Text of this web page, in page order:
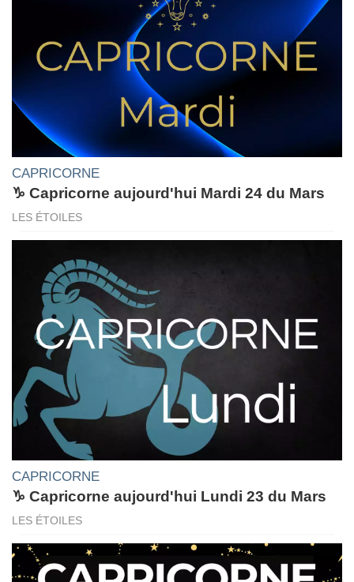
CAPRICORNE
♑ Capricorne aujourd'hui Mardi 24 du Mars
LES ÉTOILES
CAPRICORNE
♑ Capricorne aujourd'hui Lundi 23 du Mars
LES ÉTOILES